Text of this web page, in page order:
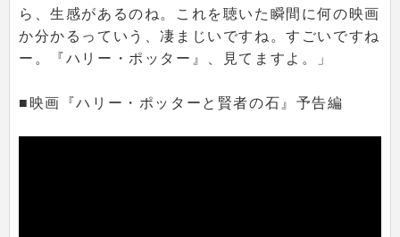
ら、生感があるのね。これを聴いた瞬間に何の映画
か分かるっていう、凄まじいですね。すごいですね
ー。『ハリー・ポッター』、見てますよ。」
■映画『ハリー・ポッターと賢者の石』予告編